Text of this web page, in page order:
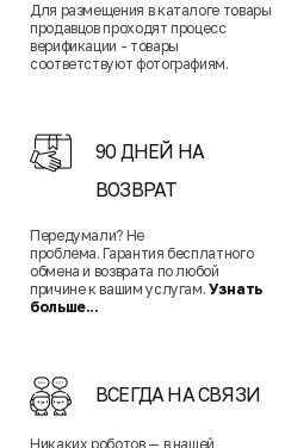
Для размещения в каталоге товары
продавцов проходят процесс
верификации - товары
соответствуют фотографиям.
90 ДНЕЙ НА
ВОЗВРАТ
Передумали? Не
проблема. Гарантия бесплатного
обмена и возврата по любой
причине к вашим услугам. Узнать
больше...
ВСЕГДА НА СВЯЗИ
Никаких роботов — в нашей